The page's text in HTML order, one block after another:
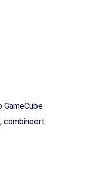
combineert